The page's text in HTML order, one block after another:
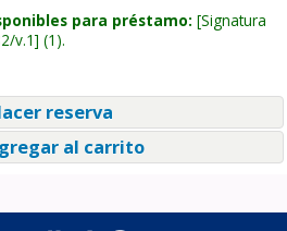
para préstamo: Signatura
v.1 (1).
reserva
al carrito